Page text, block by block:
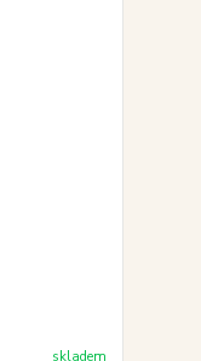
skladem